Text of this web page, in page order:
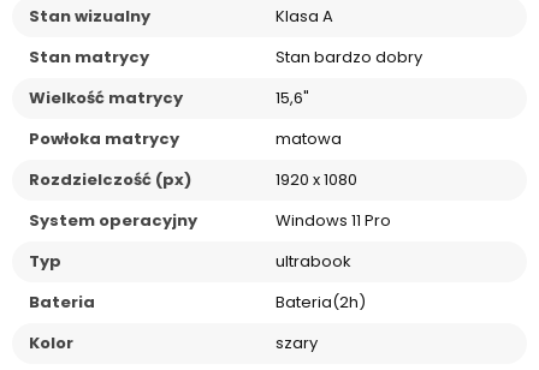
Stan wizualny
Klasa A
Stan matrycy
Stan bardzo dobry
Wielkość matrycy
15,6"
Powłoka matrycy
matowa
Rozdzielczość (px)
1920 x 1080
System operacyjny
Windows 11 Pro
Typ
ultrabook
Bateria
Bateria(2h)
Kolor
szary